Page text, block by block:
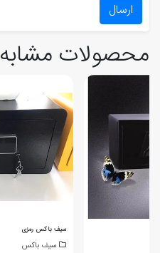
ارسال
محصولات مشابه
سیف باکس رمزی
سیف باکس